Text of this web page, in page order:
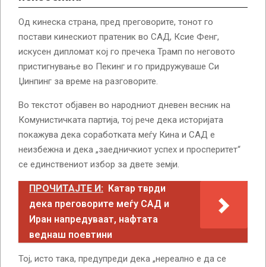
Од кинеска страна, пред преговорите, тонот го
постави кинескиот пратеник во САД, Ксие Фенг,
искусен дипломат кој го пречека Трамп по неговото
пристигнување во Пекинг и го придружуваше Си
Џинпинг за време на разговорите.
Во текстот објавен во народниот дневен весник на
Комунистичката партија, тој рече дека историјата
покажува дека соработката меѓу Кина и САД е
неизбежна и дека „заедничкиот успех и просперитет“
се единствениот избор за двете земји.
ПРОЧИТАЈТЕ И:
Катар тврди
дека преговорите меѓу САД и
Иран напредуваат, нафтата
веднаш поевтини
Тој, исто така, предупреди дека „нереално е да се